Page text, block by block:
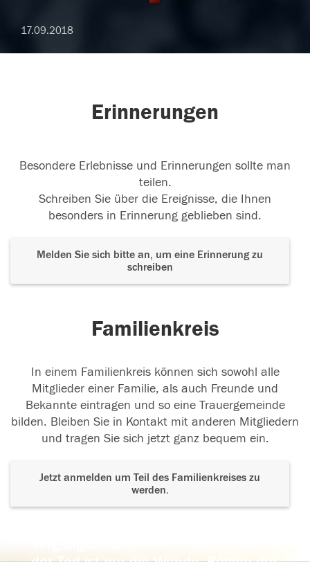
17.09.2018
Erinnerungen
Besondere Erlebnisse und Erinnerungen sollte man
teilen.
Schreiben Sie über die Ereignisse, die Ihnen
besonders in Erinnerung geblieben sind.
Melden Sie sich bitte an, um eine Erinnerung zu
schreiben
Familienkreis
In einem Familienkreis können sich sowohl alle
Mitglieder einer Familie, als auch Freunde und
Bekannte eintragen und so eine Trauergemeinde
bilden. Bleiben Sie in Kontakt mit anderen Mitgliedern
und tragen Sie sich jetzt ganz bequem ein.
Jetzt anmelden um Teil des Familienkreises zu
werden.